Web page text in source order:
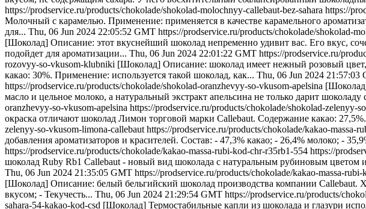
https://prodservice.ru/products/chokolade/shokolad-molochnyy-callebaut-bez-sahara https://
Молочный с карамелью. Применение: применяется в качестве карамельного
для... Thu, 06 Jun 2024 22:05:52 GMT https://prodservice.ru/products/chokolade/shokolad-
[Шоколад] Описание: этот вкуснейший шоколад непременно удивит вас. Его вкус,
подойдет для ароматизации... Thu, 06 Jun 2024 22:01:22 GMT https://prodservice.ru/
rozovyy-so-vkusom-klubniki [Шоколад] Описание: шоколад имеет нежный розовый цвет,
какао: 30%. Применение: используется такой шоколад, как... Thu, 06 Jun 2024 21:57:03
https://prodservice.ru/products/chokolade/shokolad-oranzhevyy-so-vkusom-apelsina
масло и цельное молоко, а натуральный экстракт апельсина не только дарит шоколаду
oranzhevyy-so-vkusom-apelsina https://prodservice.ru/products/chokolade/shokolad-zelenyy-
окраска отличают шоколад Лимон торговой марки Callebaut. Содержание какао:
zelenyy-so-vkusom-limona-callebaut https://prodservice.ru/products/chokolade/kakao-massa-
добавления ароматизаторов и красителей. Состав: - 47,3% какао; - 26,4% молоко; -
https://prodservice.ru/products/chokolade/kakao-massa-rubi-kod-chr-r35rb1-554 https://
шоколад Ruby Rb1 Callebaut - новый вид шоколада с натуральным рубиновым
Thu, 06 Jun 2024 21:35:05 GMT https://prodservice.ru/products/chokolade/kakao-massa-
[Шоколад] Описание: белый бельгийский шоколад производства компании
вкусом; - Текучесть... Thu, 06 Jun 2024 21:29:54 GMT https://prodservice.ru/products/
sahara-54-kakao-kod-csd [Шоколад] Термостабильные капли из шоколада и глазури